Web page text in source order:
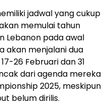
jadwal yang cukup
memulai tahun
Lebanon pada awal
akan menjalani dua
26 Februari dan 31
dari agenda mereka
2025, meskipun
belum dirilis.